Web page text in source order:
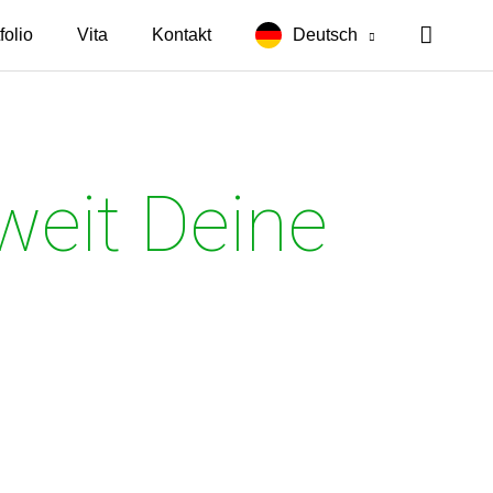
Vita Kontakt Deutsch
Deine